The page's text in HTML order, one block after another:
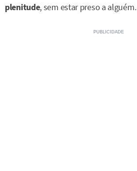
plenitude, sem estar preso a alguém.